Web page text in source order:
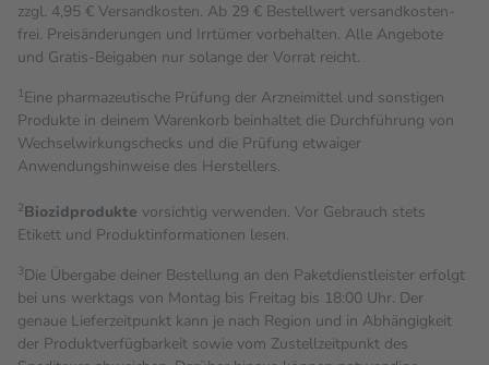
zzgl. 4,95 € Versandkosten. Ab 29 € Bestell­wert versand­kosten­
frei. Preisänderungen und Irrtümer vorbehalten. Alle Angebote
und Gratis-Beigaben nur solange der Vorrat reicht.
1Eine pharmazeutische Prüfung der Arzneimittel und sonstigen
Produkte in deinem Warenkorb beinhaltet die Durchführung von
Wechselwirkungschecks und die Prüfung etwaiger
Anwendungshinweise des Herstellers.
2Biozidprodukte vorsichtig verwenden. Vor Gebrauch stets
Etikett und Produktinformationen lesen.
3Die Übergabe deiner Bestellung an den Paketdienstleister erfolgt
bei uns werktags von Montag bis Freitag bis 18:00 Uhr. Der
genaue Lieferzeitpunkt kann je nach Region und in Abhängigkeit
der Produktverfügbarkeit sowie vom Zustellzeitpunkt des